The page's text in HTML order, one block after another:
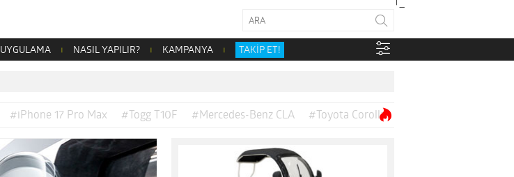
UYGULAMA NASIL YAPILIR? KAMPANYA TAKİP ET!
#iPhone 17 Pro Max #Togg T10F #Mercedes-Benz CLA #Toyota Corolla